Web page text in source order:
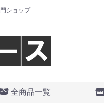
ショップ
全商品一覧